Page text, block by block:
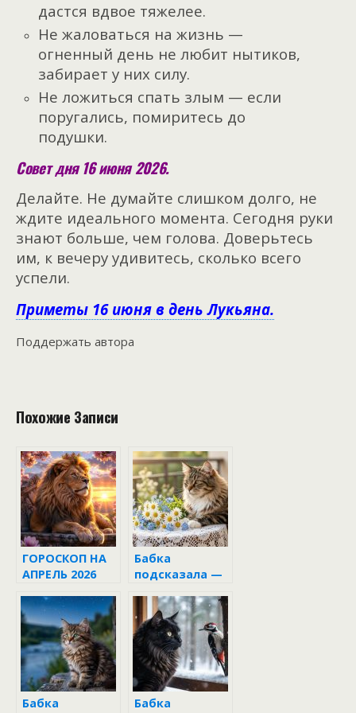
дастся вдвое тяжелее.
Не жаловаться на жизнь —
огненный день не любит нытиков,
забирает у них силу.
Не ложиться спать злым — если
поругались, помиритесь до
подушки.
Совет дня 16 июня 2026.
Делайте. Не думайте слишком долго, не
ждите идеального момента. Сегодня руки
знают больше, чем голова. Доверьтесь
им, к вечеру удивитесь, сколько всего
успели.
Приметы 16 июня в день Лукьяна.
Поддержать автора
Похожие Записи
ГОРОСКОП НА
АПРЕЛЬ 2026
Бабка
подсказала —
Бабка
Бабка